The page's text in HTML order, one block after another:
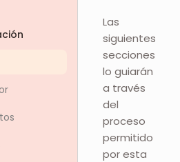
Las
siguientes
secciones
lo guiarán
a través
del
proceso
permitido
por esta